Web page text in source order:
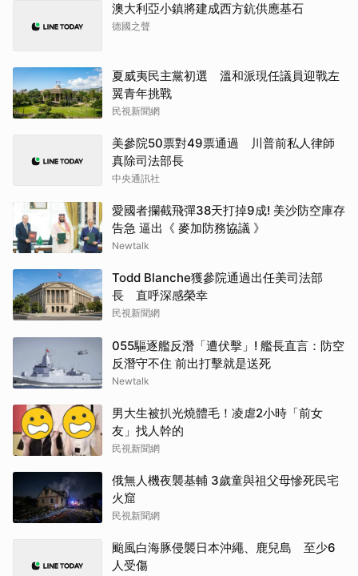
澳大利亞小鎮將建成西方鈧供應基石
德國之聲
夏威夷民主黨初選 溫和派現任議員迎戰左
翼青年挑戰
民視新聞網
美參院50票對49票通過 川普前私人律師
真除司法部長
中央通訊社
愛國者攔截飛彈38天打掉9成! 美沙防空庫存
告急 逼出《 麥加防務協議 》
Newtalk
Todd Blanche獲參院通過出任美司法部
長 直呼深感榮幸
民視新聞網
055驅逐艦反潛「遭伏擊」! 艦長直言：防空
反潛守不住 前出打擊就是送死
Newtalk
男大生被扒光燒體毛！凌虐2小時「前女
友」找人幹的
民視新聞網
俄無人機夜襲基輔 3歲童與祖父母慘死民宅
火窟
民視新聞網
颱風白海豚侵襲日本沖繩、鹿兒島 至少6
人受傷